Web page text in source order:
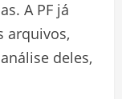
A PF já
arquivos,
deles,